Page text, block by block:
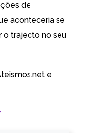
de
aconteceria se
o trajecto no seu
e